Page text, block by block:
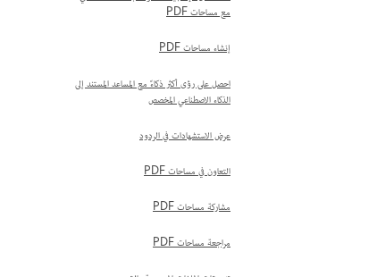
مع مساحات PDF
إنشاء مساحات PDF
احصل على رؤى أكثر ذكاءً مع المساعد المستند إلى
الذكاء الاصطناعي المخصص
عرض الاستشهادات في الردود
التعاون في مساحات PDF
مشاركة مساحات PDF
مراجعة مساحات PDF